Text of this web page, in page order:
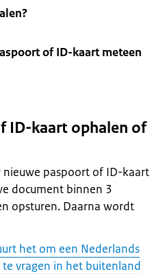
of ID-kaart meteen
ID-kaart ophalen of
nieuwe paspoort of ID-kaart
document binnen 3
opsturen. Daarna wordt
het om een Nederlands
vragen in het buitenland